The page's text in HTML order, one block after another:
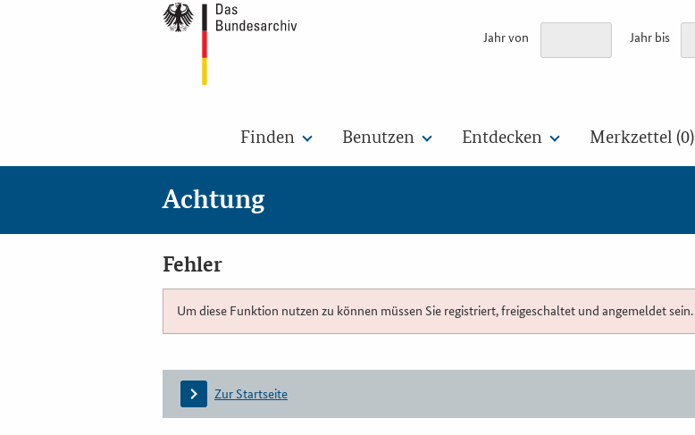
Jahr von Jahr bis
Finden Benutzen Entdecken Merkzettel (0)
Achtung
Fehler
Um diese Funktion nutzen zu können müssen Sie registriert, freigeschaltet und angemeldet sein.
Zur Startseite